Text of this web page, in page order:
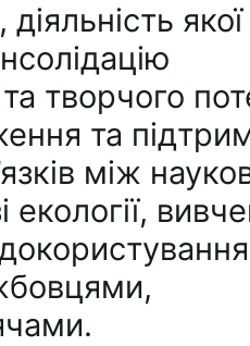
якої
творчого
та
між
екології,